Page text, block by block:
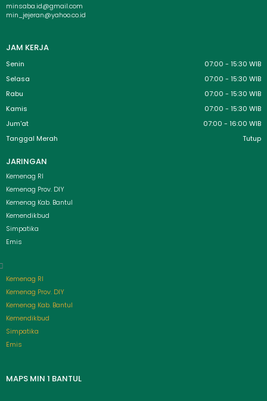
minsaba.id@gmail.com
min_jejeran@yahoo.co.id
JAM KERJA
Senin
07:00 - 15:30 WIB
Selasa
07:00 - 15:30 WIB
Rabu
07:00 - 15:30 WIB
Kamis
07:00 - 15:30 WIB
Jum'at
07:00 - 16:00 WIB
Tanggal Merah
Tutup
JARINGAN
Kemenag RI
Kemenag Prov. DIY
Kemenag Kab. Bantul
Kemendikbud
Simpatika
Emis
Menu
Kemenag RI
Kemenag Prov. DIY
Kemenag Kab. Bantul
Kemendikbud
Simpatika
Emis
MAPS MIN 1 BANTUL